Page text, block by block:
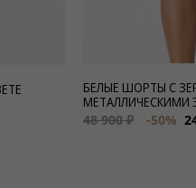
БЕЛЫЕ ШОРТЫ С
МЕТАЛЛИЧЕСКИМИ
48 900 ₽
-50%